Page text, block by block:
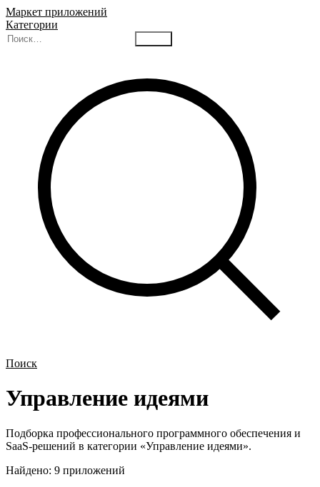
Маркет приложений
Категории
Поиск
Управление идеями
Подборка профессионального программного обеспечения и
SaaS-решений в категории «Управление идеями».
Найдено: 9 приложений